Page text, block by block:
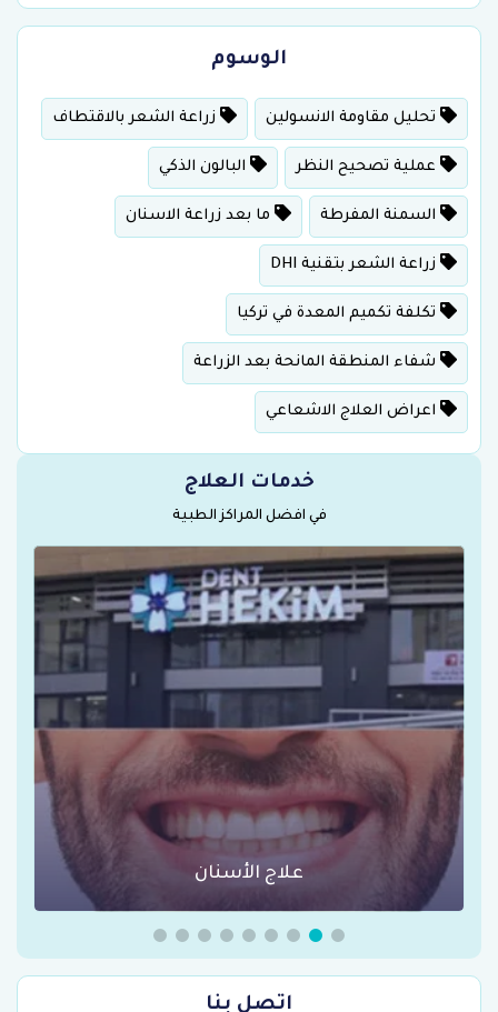
الوسوم
تحليل مقاومة الانسولين زراعة الشعر بالاقتطاف
عملية تصحيح النظر البالون الذكي
السمنة المفرطة ما بعد زراعة الاسنان
زراعة الشعر بتقنية DHI
تكلفة تكميم المعدة في تركيا
شفاء المنطقة المانحة بعد الزراعة
اعراض العلاج الاشعاعي
خدمات العلاج
في افضل المراكز الطبية
علاج الأسنان
اتصل بنا